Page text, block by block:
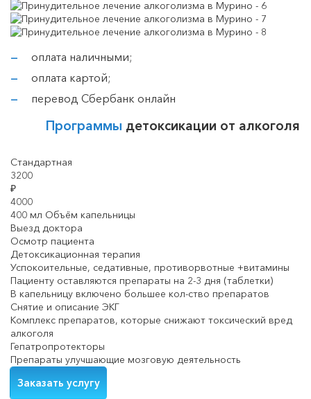
оплата наличными;
оплата картой;
перевод Сбербанк онлайн
Программы детоксикации от алкоголя
Стандартная
3200
₽
4000
400 мл Объём капельницы
Выезд доктора
Осмотр пациента
Детоксикационная терапия
Успокоительные, седативные, противорвотные +витамины
Пациенту оставляются препараты на 2-3 дня (таблетки)
В капельницу включено большее кол-ство препаратов
Снятие и описание ЭКГ
Комплекс препаратов, которые снижают токсический вред
алкоголя
Гепатропротекторы
Препараты улучшающие мозговую деятельность
Заказать услугу